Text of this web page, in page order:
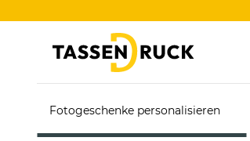
Fotogeschenke personalisieren